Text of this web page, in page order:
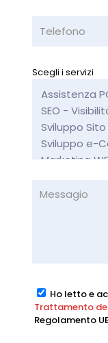
Scegli i servizi
Ho letto e
Trattamento
Regolamento